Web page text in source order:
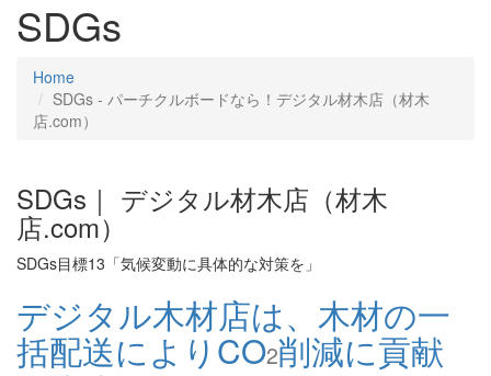
SDGs
Home
SDGs ‐ パーチクルボードなら！デジタル材木店（材木
店.com）
SDGs｜ デジタル材木店（材木
店.com）
SDGs目標13「気候変動に具体的な対策を」
デジタル木材店は、木材の一
括配送によりCO2削減に貢献